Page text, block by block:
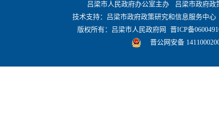
吕梁市人民政府办公室主办 吕梁市政府
技术支持：吕梁市政府政策研究和信息服务中
版权所有：吕梁市人民政府网 晋ICP备
晋公网安备